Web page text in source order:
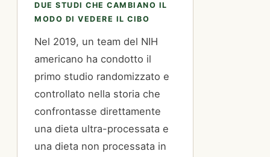
DUE STUDI CHE CAMBIANO IL
MODO DI VEDERE IL CIBO
Nel 2019, un team del NIH
americano ha condotto il
primo studio randomizzato e
controllato nella storia che
confrontasse direttamente
una dieta ultra-processata e
una dieta non processata in